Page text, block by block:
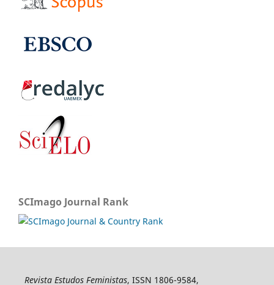
SCImago Journal Rank
Revista Estudos Feministas, ISSN 1806-9584,